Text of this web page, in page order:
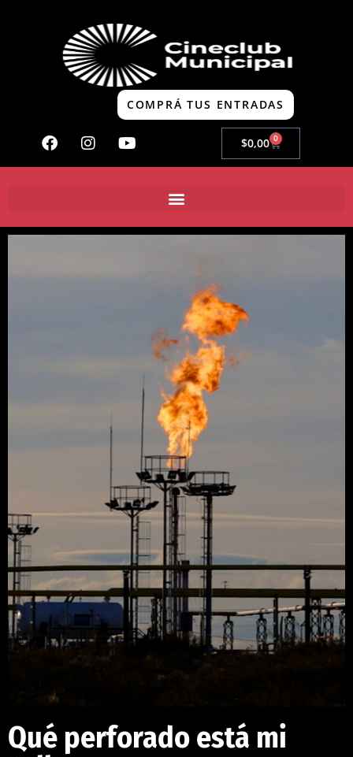
COMPRÁ TUS ENTRADAS
$0,00 0
Qué perforado está mi